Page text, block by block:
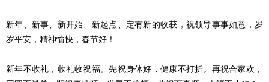
新年、新事、新开始、新起点、定有新的收获，祝领导事事如意，岁
岁平安，精神愉快，春节好！
新年不收礼，收礼收祝福。先祝身体好，健康不打折。再祝合家欢，